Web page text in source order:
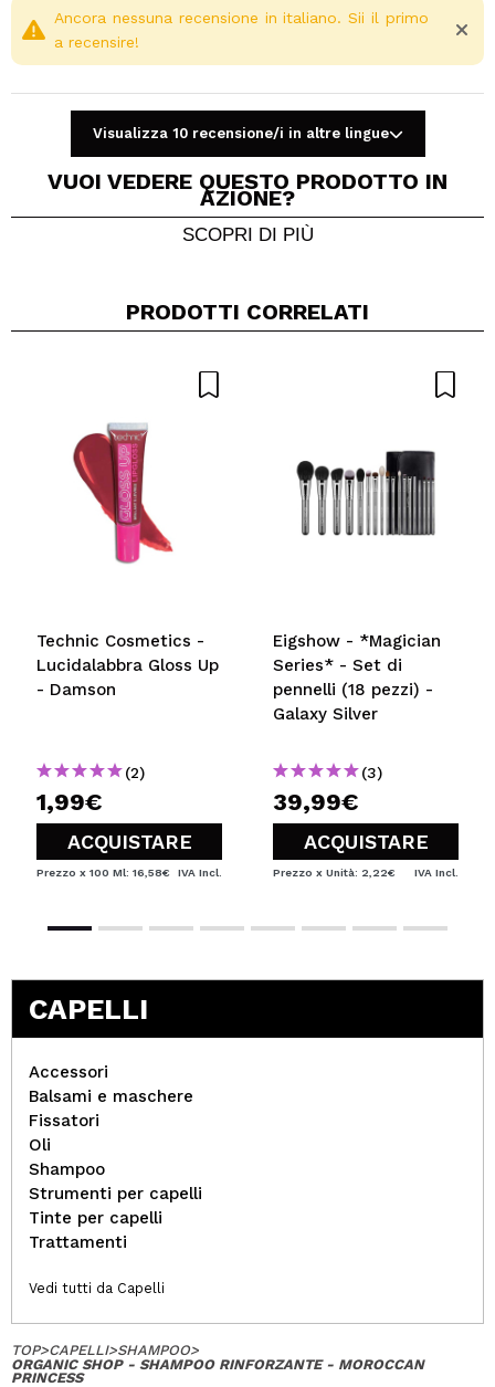
Condividi un video o una foto
Ancora nessuna recensione in italiano. Sii il primo
a recensire!
Visualizza 10 recensione/i in altre lingue
VUOI VEDERE QUESTO PRODOTTO IN
AZIONE?
SCOPRI DI PIÙ
PRODOTTI CORRELATI
Technic Cosmetics -
Lucidalabbra Gloss Up
- Damson
(2)
1,99€
ACQUISTARE
Prezzo x 100 Ml: 16,58€ IVA Incl.
Eigshow - *Magician
Series* - Set di
pennelli (18 pezzi) -
Galaxy Silver
(3)
39,99€
ACQUISTARE
Prezzo x Unità: 2,22€ IVA Incl.
CAPELLI
Accessori
Balsami e maschere
Fissatori
Oli
Shampoo
Strumenti per capelli
Tinte per capelli
Trattamenti
Vedi tutti da Capelli
TOP>CAPELLI>SHAMPOO>
ORGANIC SHOP - SHAMPOO RINFORZANTE - MOROCCAN
PRINCESS